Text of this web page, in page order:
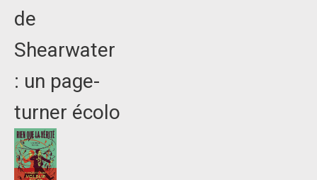
de
Shearwater
: un page-
turner écolo